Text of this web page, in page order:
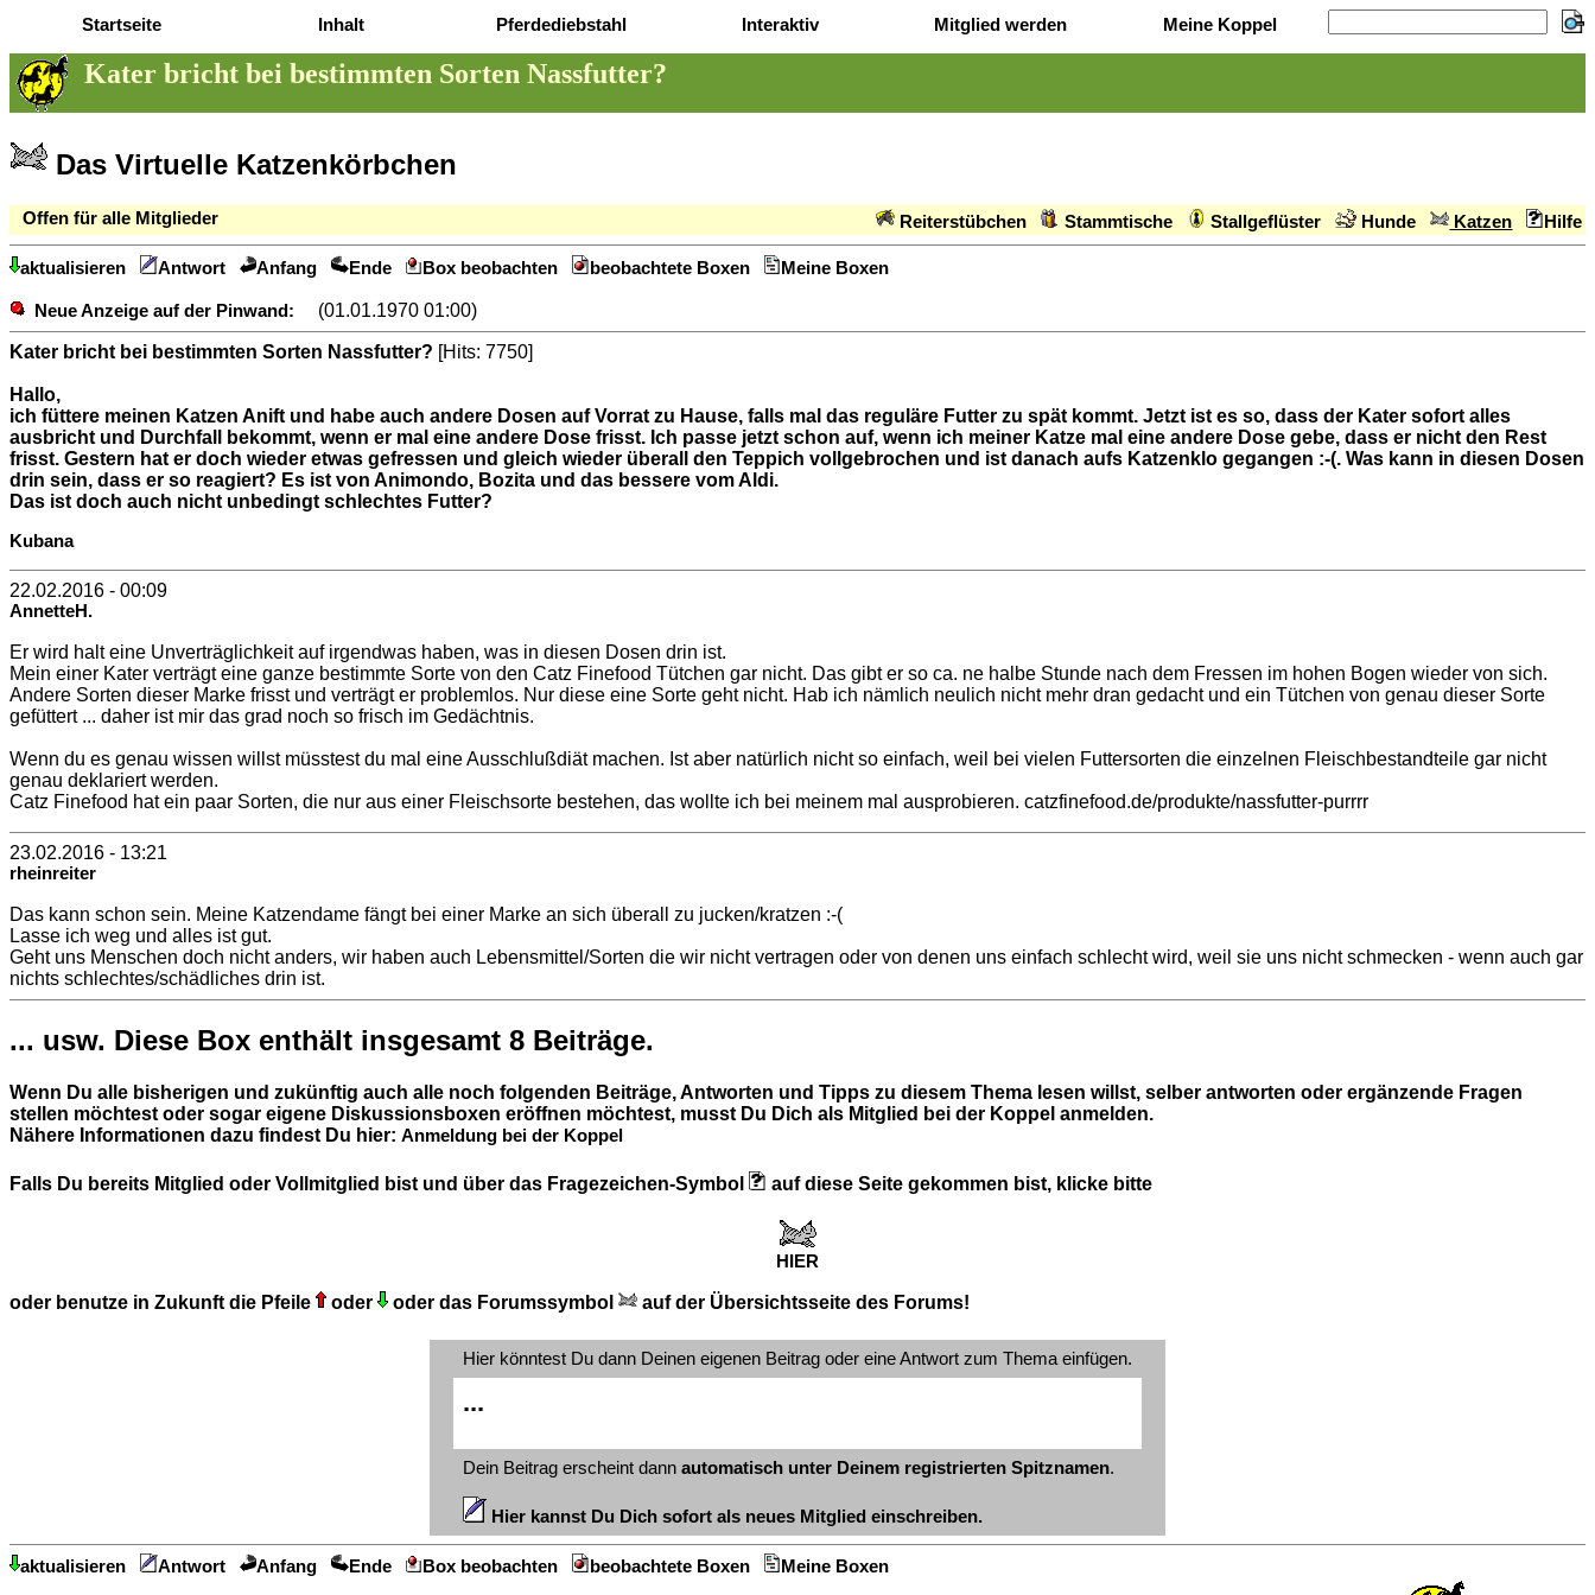
Startseite Inhalt Pferdediebstahl Interaktiv Mitglied werden Meine Koppel
Kater bricht bei bestimmten Sorten Nassfutter?
Das Virtuelle Katzenkörbchen
Offen für alle Mitglieder Reiterstübchen Stammtische Stallgeflüster Hunde Katzen Hilfe
aktualisieren Antwort Anfang Ende Box beobachten beobachtete Boxen Meine Boxen
Neue Anzeige auf der Pinwand: (01.01.1970 01:00)
Kater bricht bei bestimmten Sorten Nassfutter? [Hits: 7750]
Hallo,
ich füttere meinen Katzen Anift und habe auch andere Dosen auf Vorrat zu Hause, falls mal das reguläre Futter zu spät kommt. Jetzt ist es so, dass der Kater sofort alles
ausbricht und Durchfall bekommt, wenn er mal eine andere Dose frisst. Ich passe jetzt schon auf, wenn ich meiner Katze mal eine andere Dose gebe, dass er nicht den Rest
frisst. Gestern hat er doch wieder etwas gefressen und gleich wieder überall den Teppich vollgebrochen und ist danach aufs Katzenklo gegangen :-(. Was kann in diesen Dosen
drin sein, dass er so reagiert? Es ist von Animondo, Bozita und das bessere vom Aldi.
Das ist doch auch nicht unbedingt schlechtes Futter?
Kubana
22.02.2016 - 00:09
AnnetteH.
Er wird halt eine Unverträglichkeit auf irgendwas haben, was in diesen Dosen drin ist.
Mein einer Kater verträgt eine ganze bestimmte Sorte von den Catz Finefood Tütchen gar nicht. Das gibt er so ca. ne halbe Stunde nach dem Fressen im hohen Bogen wieder von sich.
Andere Sorten dieser Marke frisst und verträgt er problemlos. Nur diese eine Sorte geht nicht. Hab ich nämlich neulich nicht mehr dran gedacht und ein Tütchen von genau dieser Sorte
gefüttert ... daher ist mir das grad noch so frisch im Gedächtnis.
Wenn du es genau wissen willst müsstest du mal eine Ausschlußdiät machen. Ist aber natürlich nicht so einfach, weil bei vielen Futtersorten die einzelnen Fleischbestandteile gar nicht
genau deklariert werden.
Catz Finefood hat ein paar Sorten, die nur aus einer Fleischsorte bestehen, das wollte ich bei meinem mal ausprobieren. catzfinefood.de/produkte/nassfutter-purrrr
23.02.2016 - 13:21
rheinreiter
Das kann schon sein. Meine Katzendame fängt bei einer Marke an sich überall zu jucken/kratzen :-(
Lasse ich weg und alles ist gut.
Geht uns Menschen doch nicht anders, wir haben auch Lebensmittel/Sorten die wir nicht vertragen oder von denen uns einfach schlecht wird, weil sie uns nicht schmecken - wenn auch gar
nichts schlechtes/schädliches drin ist.
... usw. Diese Box enthält insgesamt 8 Beiträge.
Wenn Du alle bisherigen und zukünftig auch alle noch folgenden Beiträge, Antworten und Tipps zu diesem Thema lesen willst, selber antworten oder ergänzende Fragen
stellen möchtest oder sogar eigene Diskussionsboxen eröffnen möchtest, musst Du Dich als Mitglied bei der Koppel anmelden.
Nähere Informationen dazu findest Du hier: Anmeldung bei der Koppel
Falls Du bereits Mitglied oder Vollmitglied bist und über das Fragezeichen-Symbol auf diese Seite gekommen bist, klicke bitte
HIER
oder benutze in Zukunft die Pfeile oder oder das Forumssymbol auf der Übersichtsseite des Forums!
Hier könntest Du dann Deinen eigenen Beitrag oder eine Antwort zum Thema einfügen.
...
Dein Beitrag erscheint dann automatisch unter Deinem registrierten Spitznamen.
Hier kannst Du Dich sofort als neues Mitglied einschreiben.
aktualisieren Antwort Anfang Ende Box beobachten beobachtete Boxen Meine Boxen